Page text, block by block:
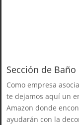
Sección de Baño
Como empresa
te dejamos aquí un
Amazon donde
ayudarán con la